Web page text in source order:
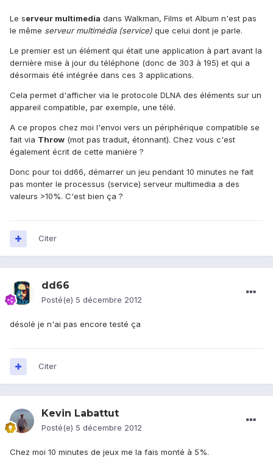
Le serveur multimedia dans Walkman, Films et Album n'est pas
le même serveur multimédia (service) que celui dont je parle.
Le premier est un élément qui était une application à part avant la
dernière mise à jour du téléphone (donc de 303 à 195) et qui a
désormais été intégrée dans ces 3 applications.
Cela permet d'afficher via le protocole DLNA des éléments sur un
appareil compatible, par exemple, une télé.
A ce propos chez moi l'envoi vers un périphérique compatible se
fait via Throw (mot pas traduit, étonnant). Chez vous c'est
également écrit de cette manière ?
Donc pour toi dd66, démarrer un jeu pendant 10 minutes ne fait
pas monter le processus (service) serveur multimedia a des
valeurs >10%. C'est bien ça ?
Citer
dd66
Posté(e) 5 décembre 2012
désolé je n'ai pas encore testé ça
Citer
Kevin Labattut
Posté(e) 5 décembre 2012
Chez moi 10 minutes de jeux me la fais monté à 5%.